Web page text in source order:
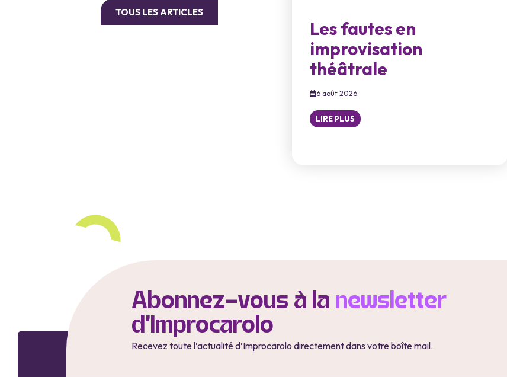
TOUS LES ARTICLES
Les fautes en
improvisation
théâtrale
6 août 2026
LIRE PLUS
Abonnez-vous à la newsletter
d'Improcarolo
Recevez toute l’actualité d’Improcarolo directement dans votre boîte mail.